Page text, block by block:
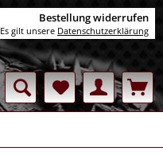
Bestellung widerrufen
Es gilt unsere Datenschutzerklärung